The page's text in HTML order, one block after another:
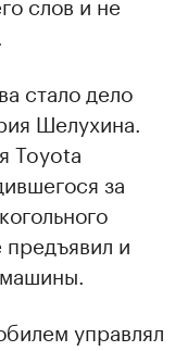
стало дело
Шелухина.
Toyota
за
и
управлял